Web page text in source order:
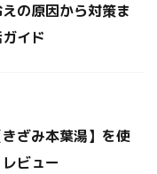
の原因から対策ま
イド
きざみ本葉湯】を使
ビュー